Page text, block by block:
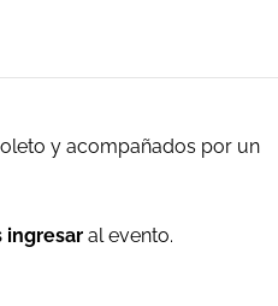
y acompañados por un
ingresar al evento.